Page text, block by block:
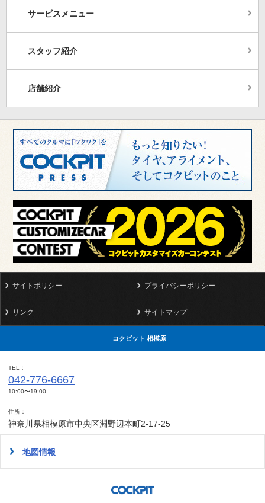
サービスメニュー
スタッフ紹介
店舗紹介
サイトポリシー プライバシーポリシー
リンク サイトマップ
コクピット 相模原
TEL
042-776-6667
10:00〜19:00
住所
神奈川県相模原市中央区淵野辺本町2-17-25
地図情報